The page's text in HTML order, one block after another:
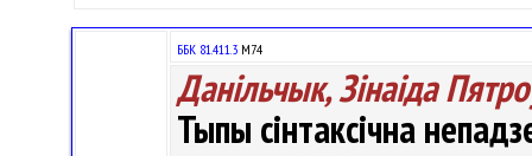
ББК 81.411.3 М74
Данільчык, Зінаіда
Тыпы сінтаксічна